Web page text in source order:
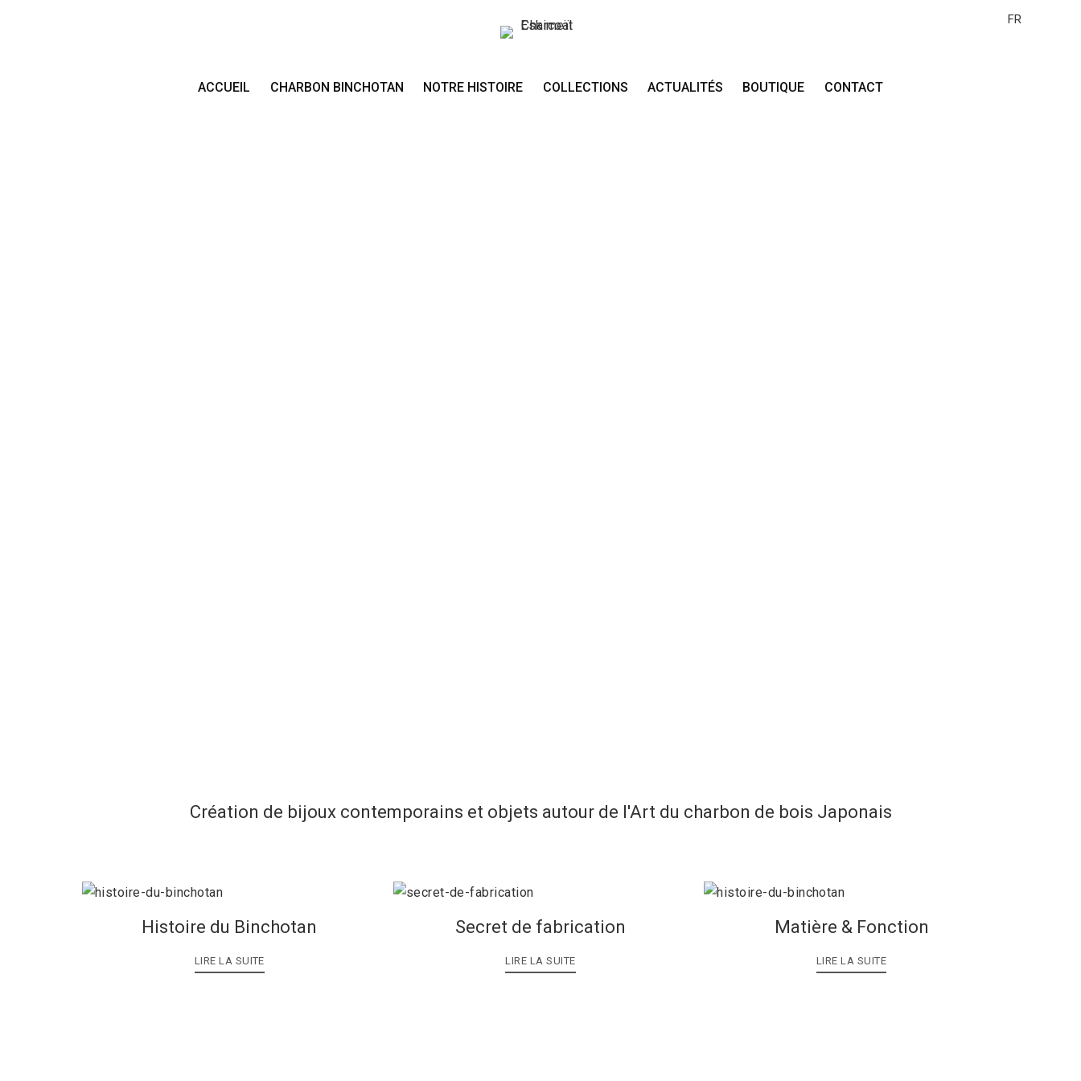
FR
ACCUEIL CHARBON BINCHOTAN NOTRE HISTOIRE COLLECTIONS ACTUALITÉS BOUTIQUE CONTACT
Création de bijoux contemporains et objets autour de l'Art du charbon de bois Japonais
Histoire du Binchotan
LIRE LA SUITE
Secret de fabrication
LIRE LA SUITE
Matière & Fonction
LIRE LA SUITE